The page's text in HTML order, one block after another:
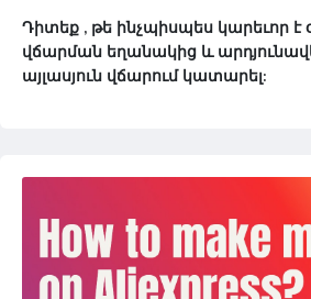
Դիտեք , թե ինչպիսպես կարեւոր է
վճարման եղանակից և
այլասյուն վճարում կատարել: